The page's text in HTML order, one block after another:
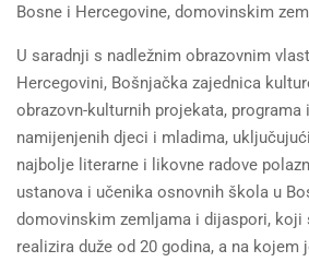
Bosne i Hercegovine, domovinskim
U saradnji s nadležnim obrazovnim
Hercegovini, Bošnjačka zajednica
obrazovn-kulturnih projekata, programa
namijenjenih djeci i mladima,
najbolje literarne i likovne radove
ustanova i učenika osnovnih škola u
domovinskim zemljama i dijaspori, koji
realizira duže od 20 godina, a na kojem